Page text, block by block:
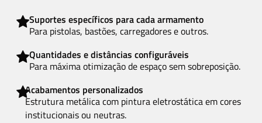
Suportes específicos para cada armamento
Para pistolas, bastões, carregadores e outros.
Quantidades e distâncias configuráveis
Para máxima otimização de espaço sem sobreposição.
Acabamentos personalizados
Estrutura metálica com pintura eletrostática em cores
institucionais ou neutras.